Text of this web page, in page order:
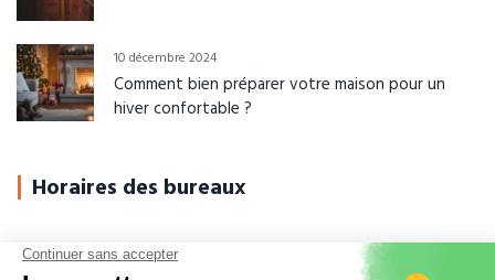
10 décembre 2024
Comment bien préparer votre maison pour un
hiver confortable ?
Horaires des bureaux
Du Lundi au Jeudi 08h-12h00 / 14h-17h30